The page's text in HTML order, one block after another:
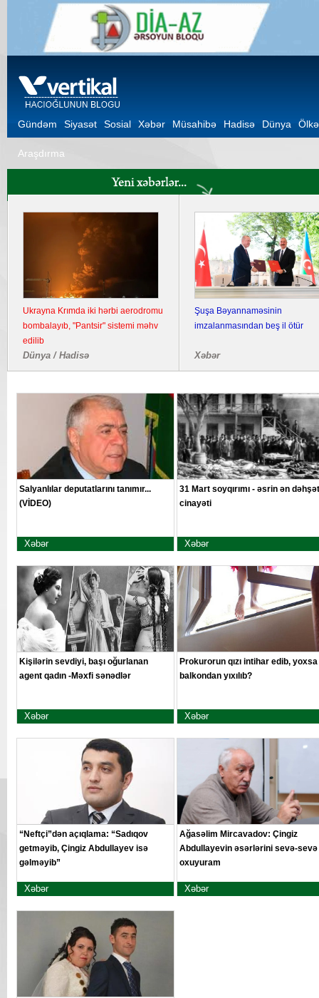
Gündəm Siyasət Sosial Xəbər Müsahibə Hadisə Dünya Ölkə
Araşdırma
Ukrayna Krımda iki hərbi aerodromu
bombalayıb, "Pantsir" sistemi məhv
edilib
Dünya / Hadisə
Şuşa Bəyannaməsinin
imzalanmasından beş il ötür
Xəbər
Salyanlılar deputatlarını tanımır...
(VİDEO)
Xəbər
31 Mart soyqırımı - əsrin ən
cinayəti
Xəbər
Kişilərin sevdiyi, başı oğurlanan
agent qadın -Məxfi sənədlər
Xəbər
Prokurorun qızı intihar edib, yoxsa
balkondan yıxılıb?
Xəbər
“Neftçi”dən açıqlama: “Sadıqov
getməyib, Çingiz Abdullayev isə
gəlməyib”
Xəbər
Ağasəlim Mircavadov: Çingiz
Abdullayevin əsərlərini sevə-sevə
oxuyuram
Xəbər